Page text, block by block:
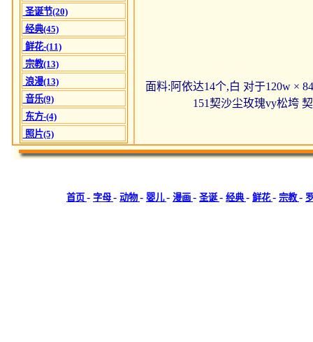
圣诞节(20)
经典(45)
鲜花-(11)
宗教(13)
浪漫(13)
音乐(9)
东方-(4)
照片(5)
面料:阿依达14个,白 对于120w ×
151契沙尘玫瑰vy松垮
首页 - 字母 - 动物- 婴儿- 漫画 - 圣诞- 经典- 鲜花- 宗教-